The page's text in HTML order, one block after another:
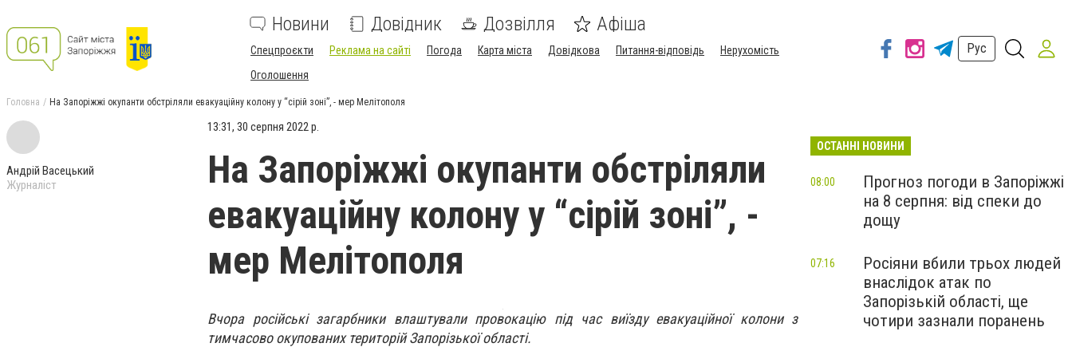
Новини Довідник Дозвілля Афіша
Спецпроєкти Реклама на сайті Погода Карта міста Довідкова Питання-відповідь
Нерухомість
Оголошення
Рус
Головна На Запоріжжі окупанти обстріляли евакуаційну колону у “сірій зоні”, - мер Мелітополя
Андрій Васецький
Журналіст
13:31, 30 серпня 2022 р.
На Запоріжжі окупанти обстріляли
евакуаційну колону у “сірій зоні”, -
мер Мелітополя
Вчора російські загарбники влаштували провокацію під час виїзду евакуаційної колони з
тимчасово окупованих територій Запорізької області.
ОСТАННІ НОВИНИ
Прогноз погоди в Запоріжжі
на 8 серпня: від спеки до
дощу
08:00
Росіяни вбили трьох людей
внаслідок атак по
Запорізькій області, ще
чотири зазнали поранень
07:16